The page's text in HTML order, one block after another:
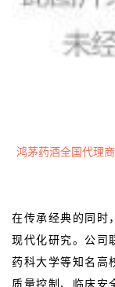
鸿茅药酒全国代理
在传承经典的同时
现代化研究。公司
药科大学等知名高
质量控制、临床安